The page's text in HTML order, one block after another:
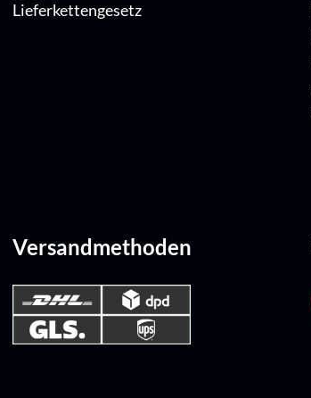
Lieferkettengesetz
Versandmethoden